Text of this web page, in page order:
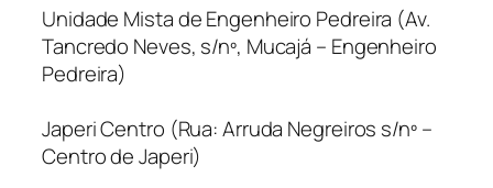
Unidade Mista de Engenheiro Pedreira (Av.
Tancredo Neves, s/nº, Mucajá – Engenheiro
Pedreira)
Japeri Centro (Rua: Arruda Negreiros s/nº –
Centro de Japeri)